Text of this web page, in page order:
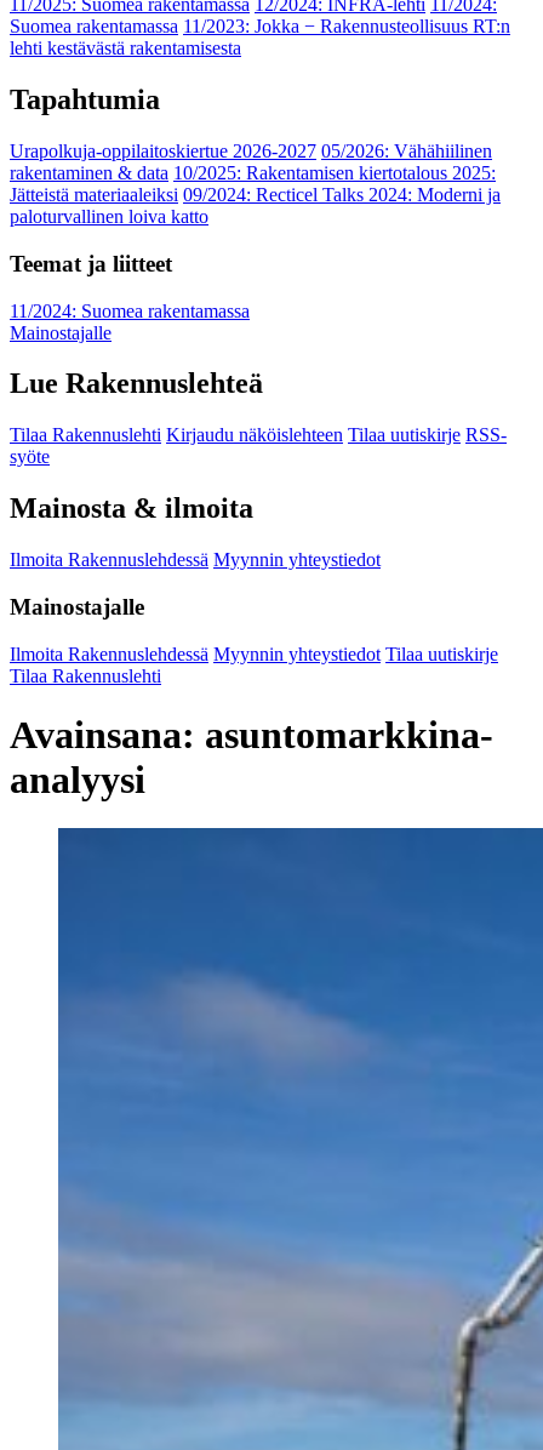
11/2025: Suomea rakentamassa 12/2024: INFRA-lehti
11/2024:
Suomea rakentamassa 11/2023: Jokka − Rakennusteollisuus RT:n
lehti kestävästä rakentamisesta
Tapahtumia
Urapolkuja-oppilaitoskiertue 2026-2027 05/2026: Vähähiilinen
rakentaminen & data 10/2025: Rakentamisen kiertotalous 2025:
Jätteistä materiaaleiksi 09/2024: Recticel Talks 2024: Moderni ja
paloturvallinen loiva katto
Teemat ja liitteet
11/2024: Suomea rakentamassa
Mainostajalle
Lue Rakennuslehteä
Tilaa Rakennuslehti Kirjaudu näköislehteen Tilaa uutiskirje RSS-
syöte
Mainosta & ilmoita
Ilmoita Rakennuslehdessä Myynnin yhteystiedot
Mainostajalle
Ilmoita Rakennuslehdessä Myynnin yhteystiedot Tilaa uutiskirje
Tilaa Rakennuslehti
Avainsana: asuntomarkkina-
analyysi